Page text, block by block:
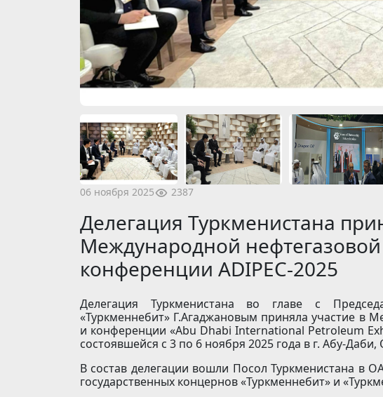
06 ноября 2025 2387
Делегация Туркменистана
Международной нефтегазовой
конференции ADIPEC-2025
Делегация Туркменистана во главе с
«Туркменнебит» Г.Агаджановым приняла участие в
и конференции «Abu Dhabi International Petroleum
состоявшейся с 3 по 6 ноября 2025 года в г. Абу-
В состав делегации вошли Посол Туркменистана в
государственных концернов «Туркменнебит» и